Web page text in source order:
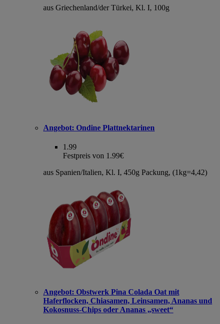
aus Griechenland/der Türkei, Kl. I, 100g
Angebot: Ondine Plattnektarinen
1.99
Festpreis von 1.99€
aus Spanien/Italien, Kl. I, 450g Packung, (1kg=4,42)
Angebot: Obstwerk Pina Colada Oat mit
Haferflocken, Chiasamen, Leinsamen, Ananas und
Kokosnuss-Chips oder Ananas „sweet“